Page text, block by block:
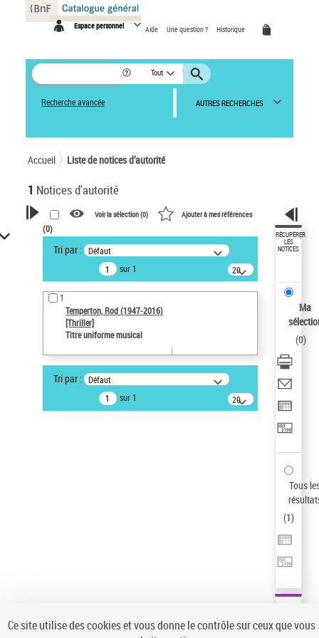
Espace personnel Aide Une question ? Historique
Tout
Recherche avancée AUTRES RECHERCHES
Accueil Liste de notices d’autorité
1 Notices d'autorité
VOTRE RECHERCHE
Recherche avancée dans les
notices d’autorité
Œuvres liées à l'auteur :
Temperton, Rod (1947-2016)
Sauvegarder votre recherche
AFFINER
Type de notice d'autorité
Voir la sélection (0) Ajouter à mes références
(0)
Tri par : Défaut
sur 1
20
résultats/page
1
Temperton, Rod (1947-2016)
[Thriller]
Titre uniforme musical
Tri par : Défaut
sur 1
20
résultats/page
RÉCUPÉRER
LES
NOTICES
Ma
(0)
Tous
(1)
Panneau de gestion des cookies
Ce site utilise des cookies et vous donne le contrôle sur ceux que vous